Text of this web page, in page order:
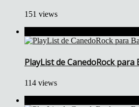
151 views
PlayList de CanedoRock para
114 views